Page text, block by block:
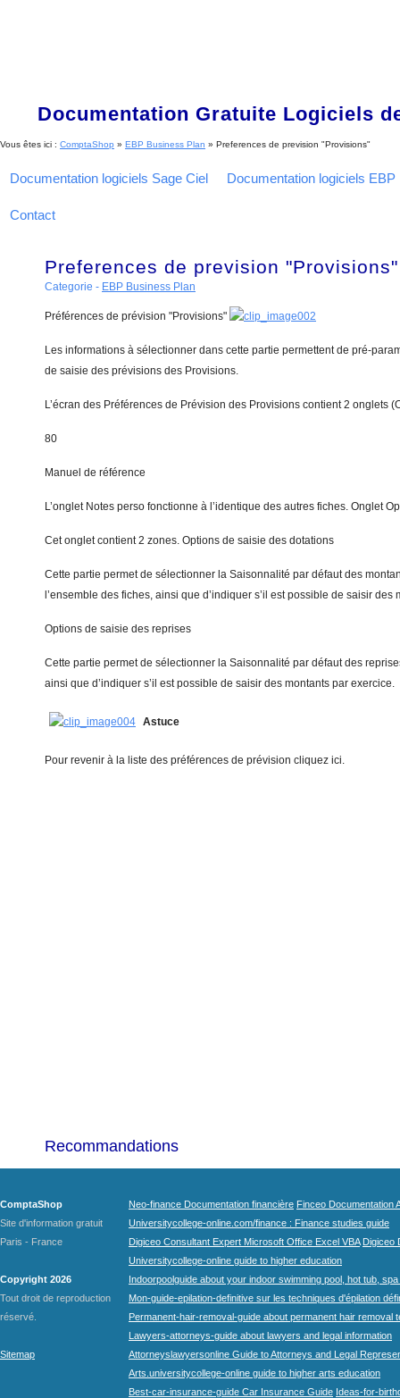
Documentation Gratuite Logiciels
Vous êtes ici : ComptaShop » EBP Business Plan » Preferences de prevision "Provisions"
Documentation logiciels Sage Ciel Documentation logiciels EBP
Contact
Preferences de prevision "Provisions"
Categorie - EBP Business Plan
Préférences de prévision "Provisions"
Les informations à sélectionner dans cette partie permettent de pré-
de saisie des prévisions des Provisions.
L’écran des Préférences de Prévision des Provisions contient 2 onglets
80
Manuel de référence
L’onglet Notes perso fonctionne à l’identique des autres fiches. Onglet
Cet onglet contient 2 zones. Options de saisie des dotations
Cette partie permet de sélectionner la Saisonnalité par défaut des
l’ensemble des fiches, ainsi que d’indiquer s’il est possible de saisir des
Options de saisie des reprises
Cette partie permet de sélectionner la Saisonnalité par défaut des
ainsi que d’indiquer s’il est possible de saisir des montants par exercice.
Astuce
Pour revenir à la liste des préférences de prévision cliquez ici.
Recommandations
ComptaShop
Site d'information gratuit
Paris - France
Copyright 2026
Tout droit de reproduction
réservé.
Sitemap
Neo-finance Documentation financière Finceo Documentation
Universitycollege-online.com/finance : Finance studies guide
Digiceo Consultant Expert Microsoft Office Excel VBA Digiceo
Universitycollege-online guide to higher education
Indoorpoolguide about your indoor swimming pool, hot tub,
Mon-guide-epilation-definitive sur les techniques d'épilation
Permanent-hair-removal-guide about permanent hair removal
Lawyers-attorneys-guide about lawyers and legal information
Attorneyslawyersonline Guide to Attorneys and Legal
Arts.universitycollege-online guide to higher arts education
Best-car-insurance-guide Car Insurance Guide Ideas-for-